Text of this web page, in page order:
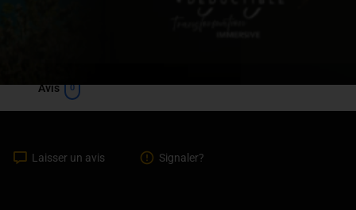
Avis 0
Laisser un avis Signaler?